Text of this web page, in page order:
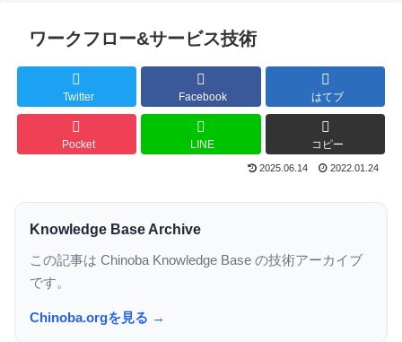
ワークフロー&サービス技術
Twitter Facebook はてブ
Pocket LINE コピー
2025.06.14 2022.01.24
Knowledge Base Archive
この記事は Chinoba Knowledge Base の技術アーカイブ
です。
Chinoba.orgを見る →